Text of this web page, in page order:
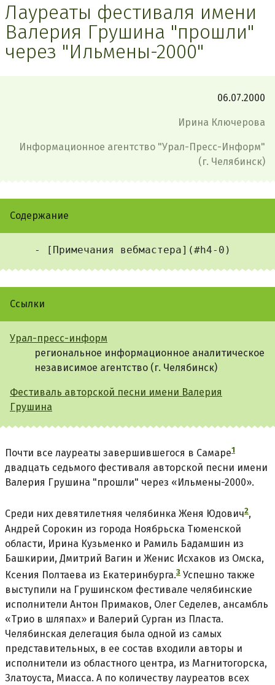
Лауреаты фестиваля имени
Валерия Грушина "прошли"
через "Ильмены-2000"
06.07.2000
Ирина Ключерова
Информационное агентство "Урал-Пресс-Информ"
(г. Челябинск)
Содержание
Ссылки
Урал-пресс-информ
региональное информационное аналитическое
независимое агентство (г. Челябинск)
Фестиваль авторской песни имени Валерия
Грушина
Почти все лауреаты завершившегося в Самаре1
двадцать седьмого фестиваля авторской песни имени
Валерия Грушина "прошли" через «Ильмены-2000».
Среди них девятилетняя челябинка Женя Юдович2,
Андрей Сорокин из города Ноябрьска Тюменской
области, Ирина Кузьменко и Рамиль Бадамшин из
Башкирии, Дмитрий Вагин и Женис Исхаков из Омска,
Ксения Полтаева из Екатеринбурга.3 Успешно также
выступили на Грушинском фестивале челябинские
исполнители Антон Примаков, Олег Седелев, ансамбль
«Трио в шляпах» и Валерий Сурган из Пласта.
Челябинская делегация была одной из самых
представительных, в ее состав входили авторы и
исполнители из областного центра, из Магнитогорска,
Златоуста, Миасса. А по количеству лауреатов всех